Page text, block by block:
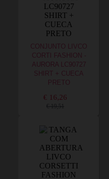
CONJUNTO LIVCO
CORTI FASHION -
AURORA LC90727
SHIRT + CUECA
PRETO
€ 16,26
€ 19,51